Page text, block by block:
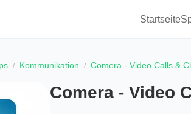
Startseite
Kommunikation Comera - Video Calls &
Comera - Video